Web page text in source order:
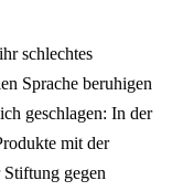
schlechtes
Sprache beruhigen
geschlagen: In der
mit der
gegen